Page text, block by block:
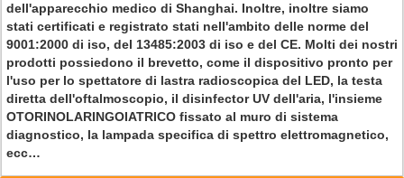
dell'apparecchio medico di Shanghai. Inoltre, inoltre siamo
stati certificati e registrato stati nell'ambito delle norme del
9001:2000 di iso, del 13485:2003 di iso e del CE. Molti dei nostri
prodotti possiedono il brevetto, come il dispositivo pronto per
l'uso per lo spettatore di lastra radioscopica del LED, la testa
diretta dell'oftalmoscopio, il disinfector UV dell'aria, l'insieme
OTORINOLARINGOIATRICO fissato al muro di sistema
diagnostico, la lampada specifica di spettro elettromagnetico,
ecc…